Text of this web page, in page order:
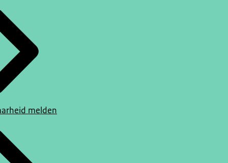
melden